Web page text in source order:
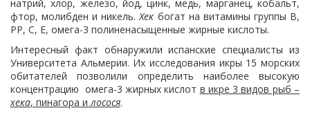
натрий, хлор, железо, йод, цинк, медь, марганец, кобальт,
фтор, молибден и никель.Хек богат на витамины группы В,
РР, С, Е, омега-3 полиненасыщенные жирные кислоты.
Интересный факт обнаружили испанские специалисты из
Университета Альмерии. Их исследования икры 15 морских
обитателей позволили определить наиболее высокую
концентрацию омега-3 жирных кислот в икре 3 видов рыб –
хека, пинагора илосося.